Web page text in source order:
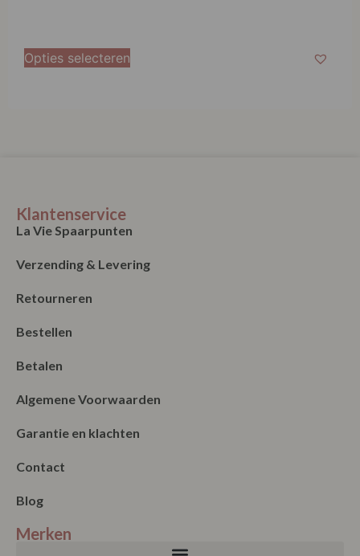
Opties selecteren
Klantenservice
La Vie Spaarpunten
Verzending & Levering
Retourneren
Bestellen
Betalen
Algemene Voorwaarden
Garantie en klachten
Contact
Blog
Merken